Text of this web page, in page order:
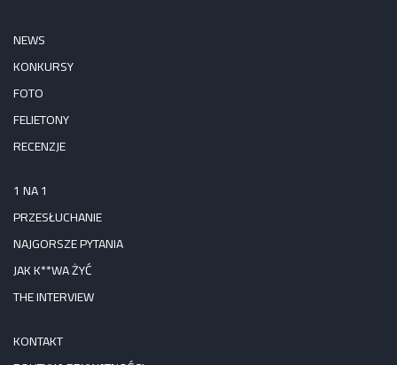
NEWS
KONKURSY
FOTO
FELIETONY
RECENZJE
1 NA 1
PRZESŁUCHANIE
NAJGORSZE PYTANIA
JAK K**WA ŻYĆ
THE INTERVIEW
KONTAKT